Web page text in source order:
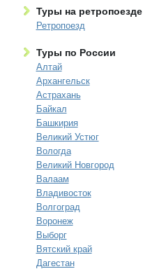
Туры на ретропоезде
Ретропоезд
Туры по России
Алтай
Архангельск
Астрахань
Байкал
Башкирия
Великий Устюг
Вологда
Великий Новгород
Валаам
Владивосток
Волгоград
Воронеж
Выборг
Вятский край
Дагестан